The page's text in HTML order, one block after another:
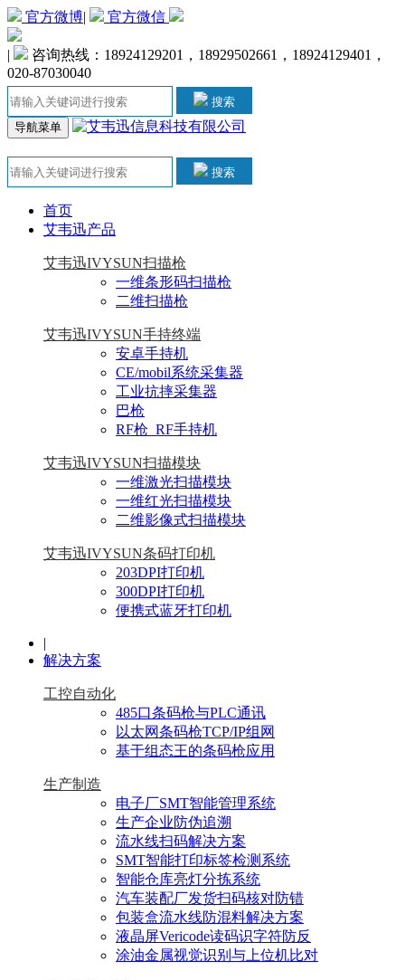
官方微博| 官方微信
|
咨询热线：18924129201，18929502661，18924129401，
020-87030040
搜索
导航菜单
搜索
首页
艾韦迅产品
艾韦迅IVYSUN扫描枪
一维条形码扫描枪
二维扫描枪
艾韦迅IVYSUN手持终端
安卓手持机
CE/mobil系统采集器
工业抗摔采集器
巴枪
RF枪_RF手持机
艾韦迅IVYSUN扫描模块
一维激光扫描模块
一维红光扫描模块
二维影像式扫描模块
艾韦迅IVYSUN条码打印机
203DPI打印机
300DPI打印机
便携式蓝牙打印机
|
解决方案
工控自动化
485口条码枪与PLC通讯
以太网条码枪TCP/IP组网
基于组态王的条码枪应用
生产制造
电子厂SMT智能管理系统
生产企业防伪追溯
流水线扫码解决方案
SMT智能打印标签检测系统
智能仓库亮灯分拣系统
汽车装配厂发货扫码核对防错
包装盒流水线防混料解决方案
液晶屏Vericode读码识字符防反
涂油金属视觉识别与上位机比对